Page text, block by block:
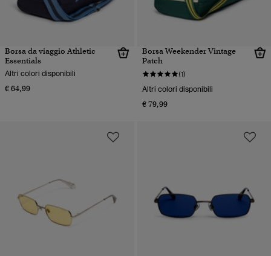
Borsa da viaggio Athletic
Essentials
Altri colori disponibili
€ 64,99
Borsa Weekender Vintage
Patch
(1)
Altri colori disponibili
€ 79,99